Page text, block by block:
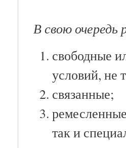
В свою очередь
свободные
условий, не
связанные;
так и